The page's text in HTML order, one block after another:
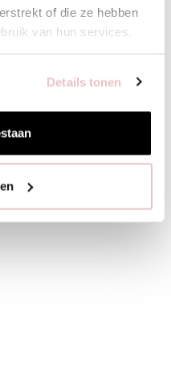
of die ze hebben
van hun services.
Details tonen